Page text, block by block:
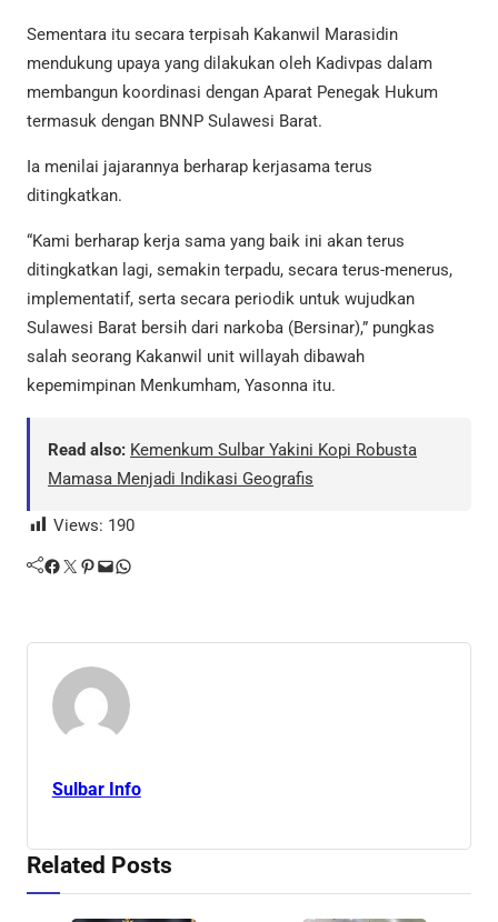
Sementara itu secara terpisah Kakanwil Marasidin
mendukung upaya yang dilakukan oleh Kadivpas dalam
membangun koordinasi dengan Aparat Penegak Hukum
termasuk dengan BNNP Sulawesi Barat.
Ia menilai jajarannya berharap kerjasama terus
ditingkatkan.
“Kami berharap kerja sama yang baik ini akan terus
ditingkatkan lagi, semakin terpadu, secara terus-menerus,
implementatif, serta secara periodik untuk wujudkan
Sulawesi Barat bersih dari narkoba (Bersinar),” pungkas
salah seorang Kakanwil unit willayah dibawah
kepemimpinan Menkumham, Yasonna itu.
Read also: Kemenkum Sulbar Yakini Kopi Robusta
Mamasa Menjadi Indikasi Geografis
Views: 190
Facebook Twitter Pinterest Mail WhatsApp
Sulbar Info
Related Posts